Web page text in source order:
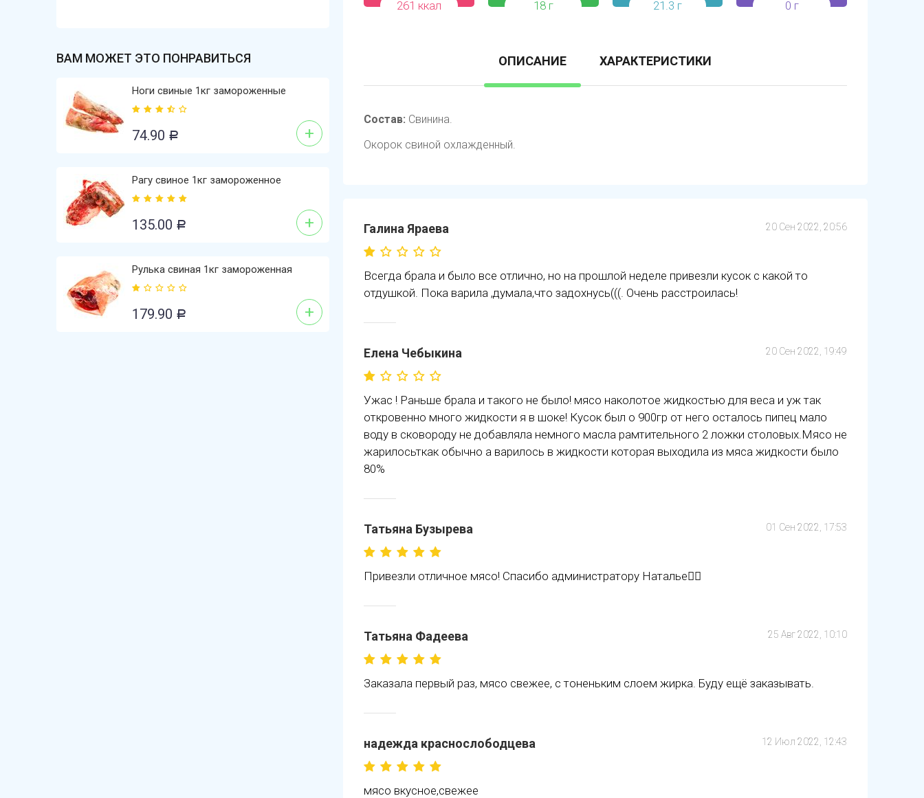
ВАМ МОЖЕТ ЭТО ПОНРАВИТЬСЯ
Ноги свиные 1кг замороженные
74.90 Р +
Рагу свиное 1кг замороженное
135.00 Р +
Рулька свиная 1кг замороженная
179.90 Р +
261 ккал 18 г 21.3 г 0 г
ОПИСАНИЕ ХАРАКТЕРИСТИКИ
Состав: Свинина.
Окорок свиной охлажденный.
Галина Яраева 20 Сен 2022, 20:56
Всегда брала и было все отлично, но на прошлой неделе привезли кусок с какой то
отдушкой. Пока варила ,думала,что задохнусь(((. Очень расстроилась!
Елена Чебыкина 20 Сен 2022, 19:49
Ужас ! Раньше брала и такого не было! мясо наколотое жидкостью для веса и уж так
откровенно много жидкости я в шоке! Кусок был о 900гр от него осталось пипец мало
воду в сковороду не добавляла немного масла рамтительного 2 ложки столовых.Мясо не
жарилосьткак обычно а варилось в жидкости которая выходила из мяса жидкости было
80%
Татьяна Бузырева 01 Сен 2022, 17:53
Привезли отличное мясо! Спасибо администратору Наталье👍🏻
Татьяна Фадеева 25 Авг 2022, 10:10
Заказала первый раз, мясо свежее, с тоненьким слоем жирка. Буду ещё заказывать.
надежда краснослободцева 12 Июл 2022, 12:43
мясо вкусное,свежее